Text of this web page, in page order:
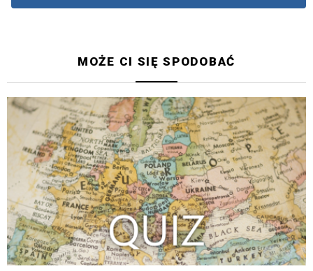
MOŻE CI SIĘ SPODOBAĆ